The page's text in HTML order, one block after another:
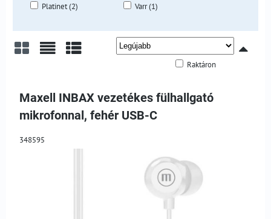
Platinet (2)
Varr (1)
Raktáron
Maxell INBAX vezetékes fülhallgató
mikrofonnal, fehér USB-C
348595